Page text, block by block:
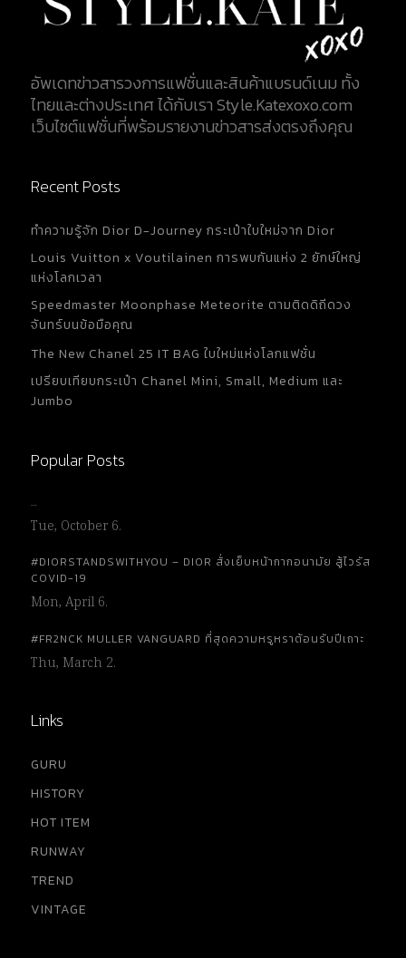
อัพเดทข่าวสารวงการแฟชั่นและสินค้าแบรนด์เนม ทั้ง
ไทยและต่างประเทศ ได้กับเรา Style.Katexoxo.com
เว็บไซต์แฟชั่นที่พร้อมรายงานข่าวสารส่งตรงถึงคุณ
Recent Posts
ทำความรู้จัก Dior D-Journey กระเป๋าใบใหม่จาก Dior
Louis Vuitton x Voutilainen การพบกันแห่ง 2 ยักษ์ใหญ่
แห่งโลกเวลา
Speedmaster Moonphase Meteorite ตามติดดิถีดวง
จันทร์บนข้อมือคุณ
The New Chanel 25 IT BAG ใบใหม่แห่งโลกแฟชั่น
เปรียบเทียบกระเป๋า Chanel Mini, Small, Medium และ
Jumbo
Popular Posts
…
Tue, October 6.
#DIORSTANDSWITHYOU – DIOR สั่งเย็บหน้ากากอนามัย สู้ไวรัส
COVID-19
Mon, April 6.
#FR2NCK MULLER VANGUARD ที่สุดความหรูหราต้อนรับปีเถาะ
Thu, March 2.
Links
GURU
HISTORY
HOT ITEM
RUNWAY
TREND
VINTAGE